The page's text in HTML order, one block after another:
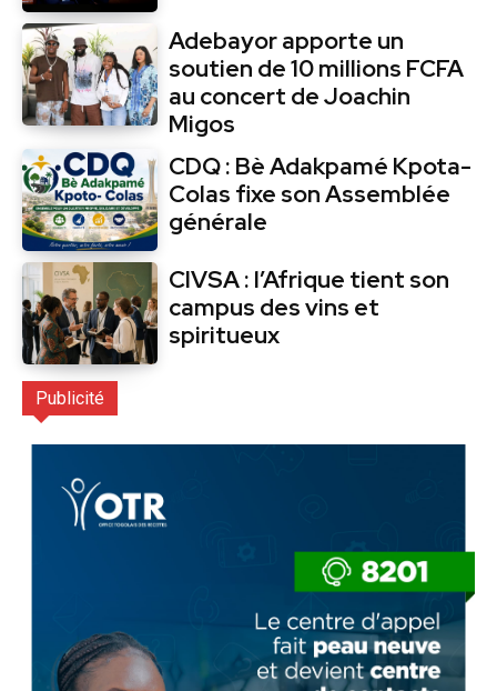
Adebayor apporte un
soutien de 10 millions FCFA
au concert de Joachin
Migos
CDQ : Bè Adakpamé Kpota-
Colas fixe son Assemblée
générale
CIVSA : l’Afrique tient son
campus des vins et
spiritueux
Publicité